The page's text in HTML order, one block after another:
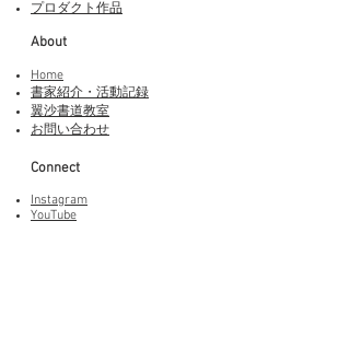
プロダクト作品
About
Home
書家紹介・活動記録
​翼沙書道教室
お問い合わせ
Connect
Instagram
YouTube